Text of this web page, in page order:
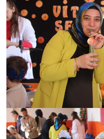
ASAYİŞ
SEÇİM 2015
ÇEVRE
BİLİM VE TEKNOLOJİ
YARIŞMALAR
TANITIM